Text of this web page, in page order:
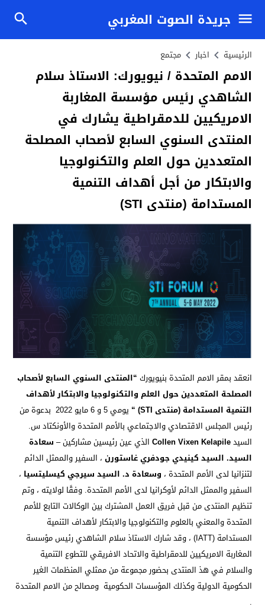
جريدة الصوت المغربي
الرئيسية اخبار مجتمع
الامم المتحدة / نيويورك: الاستاذ سلام
الشاهدي رئيس مؤسسة المغاربة
الامريكيين للدمقراطية يشارك في
المنتدى السنوي السابع لأصحاب المصلحة
المتعددين حول العلم والتكنولوجيا
والابتكار من أجل أهداف التنمية
المستدامة (منتدى STI)
انعقد بمقر الامم المتحدة بنيويورك “المنتدى السنوي السابع لأصحاب
المصلحة المتعددين حول العلم والتكنولوجيا والابتكار لأهداف
التنمية المستدامة (منتدى STI) “
يومي 5 و 6 مايو 2022 بدعوة من
رئيس المجلس الاقتصادي والاجتماعي بالأمم المتحدة والأونكتاد س.
السيدCollen Vixen Kelapile الذي عين رئيسين مشاركين – سعادة
السيد. السيد كينيدي جودفري غاستورن ، السفير والممثل الدائم
لتنزانيا لدى الأمم المتحدة ، وسعادة د. السيد سيرجي كيسليتسيا ،
السفير والممثل الدائم لأوكرانيا لدى الأمم المتحدة. وفقًا لولايته ، وتم
تنظيم المنتدى من قبل فريق العمل المشترك بين الوكالات التابع للأمم
المتحدة والمعني بالعلوم والتكنولوجيا والابتكار لأهداف التنمية
المستدامة (IATT) ، وقد شارك الاستاذ سلام الشاهدي رئيس مؤسسة
المغاربة الامريكيين للدمقراطية والاتحاد الافريقي للتطوع التنمية
والسلام في هذ المنتدى بحضور مجموعة من ممثلي المنظمات الغير
الحكومية الدولية وكذلك المؤسسات الحكومية ومصالح من الامم المتحدة
.